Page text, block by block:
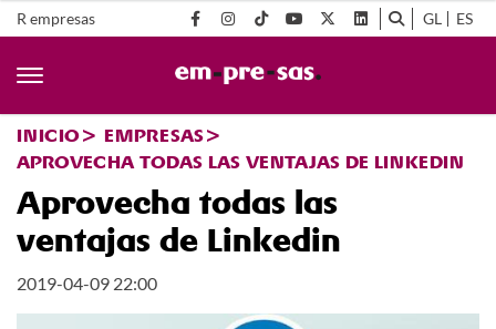
R empresas GL ES
INICIO
EMPRESAS
APROVECHA TODAS LAS VENTAJAS DE LINKEDIN
Aprovecha todas las
ventajas de Linkedin
2019-04-09 22:00